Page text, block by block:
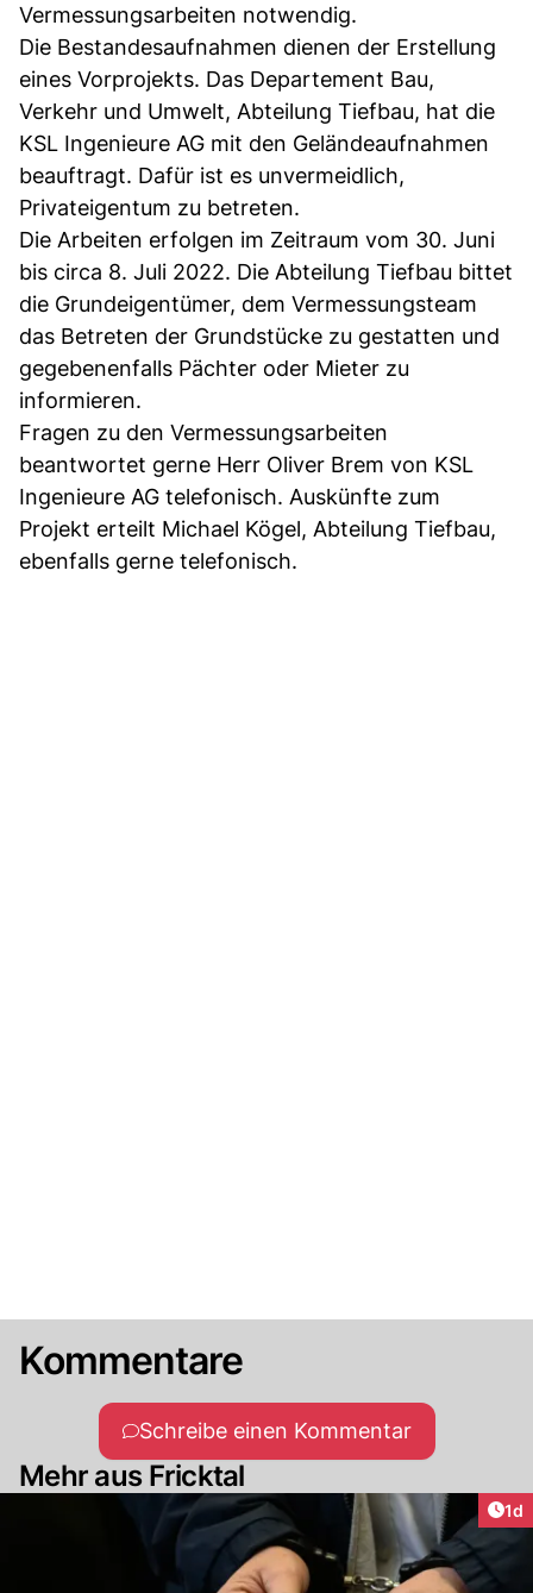
Vermessungsarbeiten notwendig.
Die Bestandesaufnahmen dienen der Erstellung
eines Vorprojekts. Das Departement Bau,
Verkehr und Umwelt, Abteilung Tiefbau, hat die
KSL Ingenieure AG mit den Geländeaufnahmen
beauftragt. Dafür ist es unvermeidlich,
Privateigentum zu betreten.
Die Arbeiten erfolgen im Zeitraum vom 30. Juni
bis circa 8. Juli 2022. Die Abteilung Tiefbau bittet
die Grundeigentümer, dem Vermessungsteam
das Betreten der Grundstücke zu gestatten und
gegebenenfalls Pächter oder Mieter zu
informieren.
Fragen zu den Vermessungsarbeiten
beantwortet gerne Herr Oliver Brem von KSL
Ingenieure AG telefonisch. Auskünfte zum
Projekt erteilt Michael Kögel, Abteilung Tiefbau,
ebenfalls gerne telefonisch.
Kommentare
Schreibe einen Kommentar
Mehr aus Fricktal
1d